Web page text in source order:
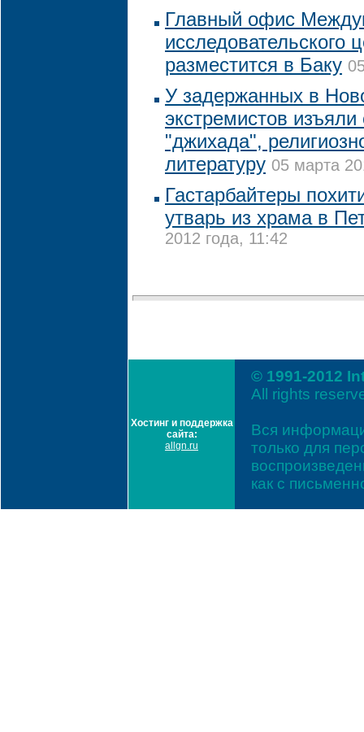
Главный офис
исследовательского
разместится в Баку
У задержанных в
экстремистов
"джихада",
литературу 05 марта
Гастарбайтеры
утварь из храма в
2012 года, 11:42
Хостинг и поддержка
сайта:
allgn.ru
© 1991-2012
All rights
Вся
только для
как с